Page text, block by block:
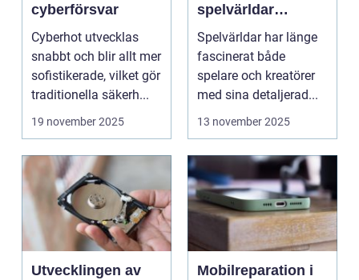
cyberförsvar
Cyberhot utvecklas
snabbt och blir allt mer
sofistikerade, vilket gör
traditionella säkerh...
19 november 2025
spelvärldar
inspirerar verklig
stadsplanering
Spelvärldar har länge
fascinerat både
spelare och kreatörer
med sina detaljerad...
13 november 2025
Utvecklingen av
Mobilreparation i